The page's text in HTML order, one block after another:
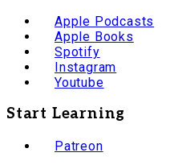
Apple Podcasts
Apple Books
Spotify
Instagram
Youtube
Start Learning
Patreon